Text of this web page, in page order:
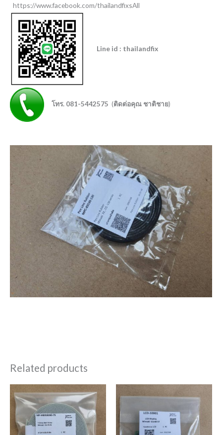
https://www.facebook.com/thailandfixsAll
Line id : thailandfix
โทร. 081-5442575 (ติดต่อคุณ ชาติชาย)
Related products